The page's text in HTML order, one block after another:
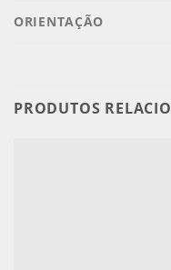
ORIENTAÇÃO
PRODUTOS